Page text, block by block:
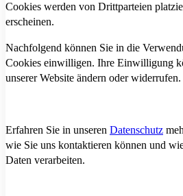
Cookies werden von Drittparteien
erscheinen.
Nachfolgend können Sie in die
Cookies einwilligen. Ihre Einwilligung
unserer Website ändern oder widerrufen.
Erfahren Sie in unseren Datenschutz
wie Sie uns kontaktieren können und
Daten verarbeiten.